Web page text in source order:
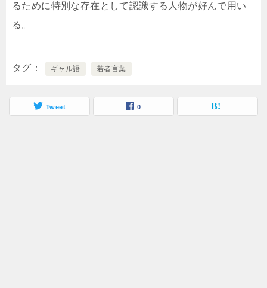
るために特別な存在として認識する人物が好んで用い
る。
タグ ギャル語 若者言葉
Tweet 0